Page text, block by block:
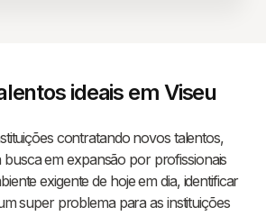
ideais em Viseu
contratando novos talentos,
em expansão por profissionais
exigente de hoje em dia, identificar
super problema para as instituições